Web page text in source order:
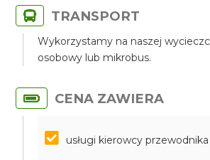
TRANSPORT
Wykorzystamy na naszej
osobowy lub mikrobus.
CENA ZAWIERA
usługi kierowcy przewodnika